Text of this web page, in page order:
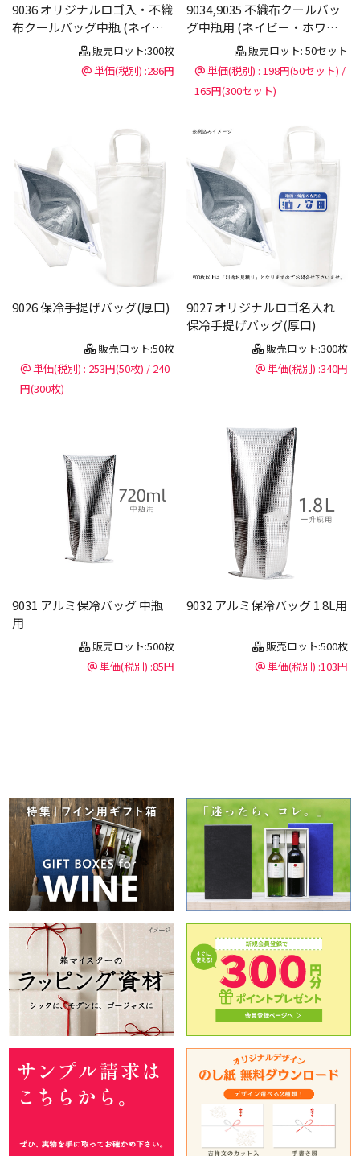
9036 オリジナルロゴ入・不織
布クールバッグ中瓶 (ネイビ
ー or ホワイト) 販売ロット:300枚
単価(税別) :286円
9034,9035 不織布クールバッ
グ中瓶用 (ネイビー・ホワイ
販売ロット: 50セット
単価(税別) : 198円(50セット) /
165円(300セット)
9026 保冷手提げバッグ(厚口)
販売ロット:50枚
単価(税別) : 253円(50枚) / 240
円(300枚)
9027 オリジナルロゴ名入れ
保冷手提げバッグ(厚口)
販売ロット:300枚
単価(税別) :340円
9031 アルミ保冷バッグ 中瓶
用
販売ロット:500枚
単価(税別) :85円
9032 アルミ保冷バッグ 1.8L用
販売ロット:500枚
単価(税別) :103円